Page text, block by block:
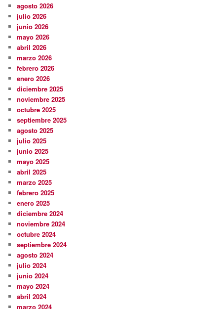
agosto 2026
julio 2026
junio 2026
mayo 2026
abril 2026
marzo 2026
febrero 2026
enero 2026
diciembre 2025
noviembre 2025
octubre 2025
septiembre 2025
agosto 2025
julio 2025
junio 2025
mayo 2025
abril 2025
marzo 2025
febrero 2025
enero 2025
diciembre 2024
noviembre 2024
octubre 2024
septiembre 2024
agosto 2024
julio 2024
junio 2024
mayo 2024
abril 2024
marzo 2024